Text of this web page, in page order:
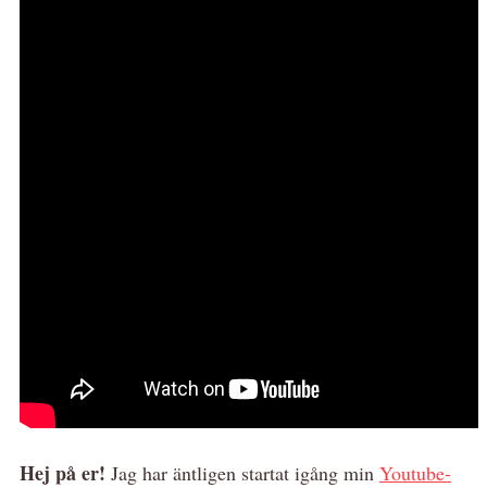
Hej på er! Jag har äntligen startat igång min Youtube-